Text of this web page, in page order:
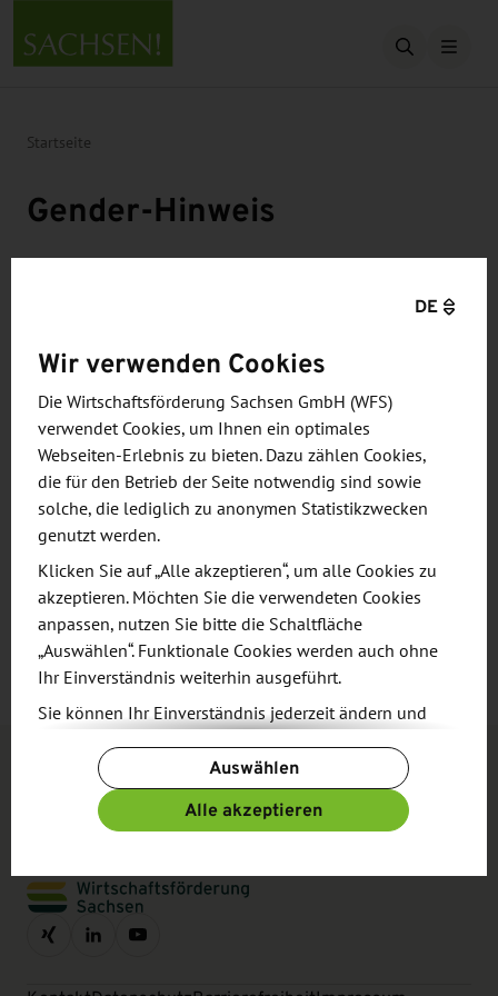
Suche
Startseite
Gender-Hinweis
Verständlichkeit wird auf unserer Webseite und in
unseren Medien auf die Anwendung der
geschlechtergerechten Sprache verzichtet.
Personen- und Funktionsbezeichnungen gelten für
alle Geschlechtsidentitäten.
Direkt in Ihr E-Mail-Postfach
Bleiben Sie auf dem Laufenden mit unserem 14-
täglichen Newsletter
Newsletter abonnieren
DE
Wir verwenden Cookies
Die Wirtschaftsförderung Sachsen GmbH (WFS)
verwendet Cookies, um Ihnen ein optimales
Webseiten-Erlebnis zu bieten. Dazu zählen Cookies,
die für den Betrieb der Seite notwendig sind sowie
solche, die lediglich zu anonymen Statistikzwecken
genutzt werden.
Klicken Sie auf „Alle akzeptieren“, um alle Cookies zu
akzeptieren. Möchten Sie die verwendeten Cookies
anpassen, nutzen Sie bitte die Schaltfläche
„Auswählen“. Funktionale Cookies werden auch ohne
Ihr Einverständnis weiterhin ausgeführt.
Sie können Ihr Einverständnis jederzeit ändern und
Schaltfläche „Cookie-Einstellungen ändern“ zur
Verfügung.
Weitere Informationen finden Sie in unseren
unseremImpressum.
Auswählen
Alle akzeptieren